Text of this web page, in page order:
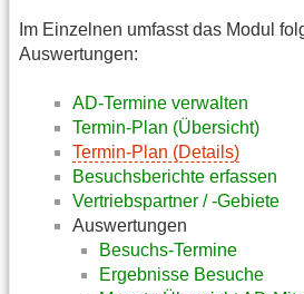
Im Einzelnen umfasst das Modul
Auswertungen:
AD-Termine verwalten
Termin-Plan (Übersicht)
Termin-Plan (Details)
Besuchsberichte erfassen
Vertriebspartner / -Gebiete
Auswertungen
Besuchs-Termine
Ergebnisse Besuche